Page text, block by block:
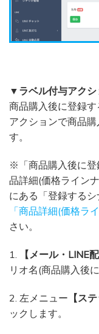
▼ラベル付与アクシ
商品購入後に登録
アクションで商品
す。
※「商品購入後に登
品詳細(価格ライン
にある「登録する
「商品詳細(価格ラ
さい。
1. 【メール・LINE配
リオ名(商品購入後
2. 左メニュー 【ス
ックします。